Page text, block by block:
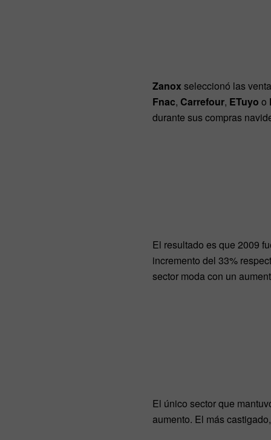
Zanox seleccionó las
Fnac, Carrefour, ETuyo o
durante sus compras
El resultado es que 2009
incremento del 33%
sector moda con un
El único sector que
aumento. El más